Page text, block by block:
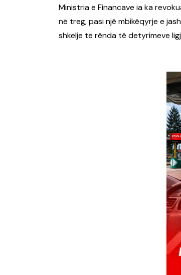
Ministria e Financave ia ka
në treg, pasi një mbikëqyrje e
shkelje të rënda të detyrimeve